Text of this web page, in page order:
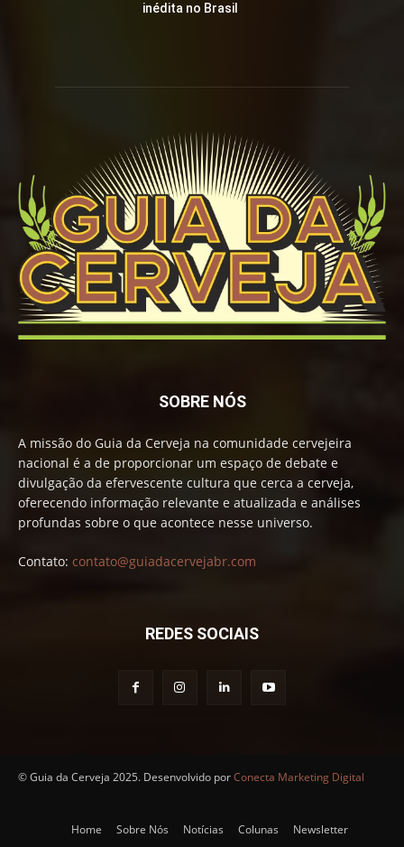
inédita no Brasil
SOBRE NÓS
A missão do Guia da Cerveja na comunidade cervejeira
nacional é a de proporcionar um espaço de debate e
divulgação da efervescente cultura que cerca a cerveja,
oferecendo informação relevante e atualizada e análises
profundas sobre o que acontece nesse universo.
Contato: contato@guiadacervejabr.com
REDES SOCIAIS
© Guia da Cerveja 2025. Desenvolvido porConecta Marketing Digital
Home Sobre Nós Notícias Colunas Newsletter